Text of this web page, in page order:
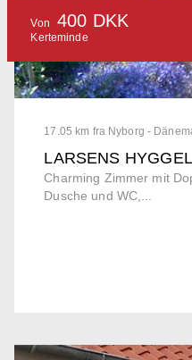
17.05 km fra Nyborg -
LARSENS
Charming Zimmer mit
Dusche und WC,...
Von 400 DKK
Kerteminde